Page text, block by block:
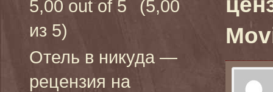
(5,00
из 5)
Отель в никуда —
рецензия на